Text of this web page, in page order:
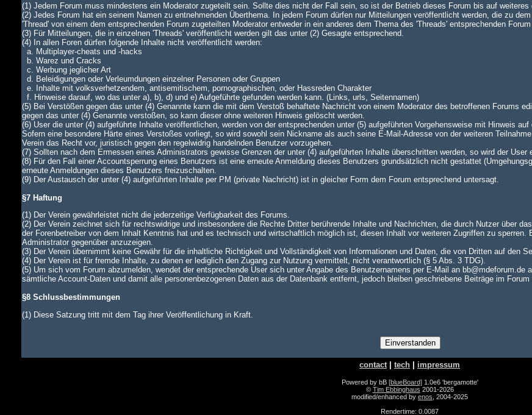
(1) Jedem Forum muss mindestens ein Moderator zugeteilt sein. Sollte dies nicht der Fall sein, so ist der Betrieb dieses Forum bis auf weiteres
(2) Jedes Forum hat ein seinem Namen zu entnehmenden Überthema. In jedem Forum dürfen nur Mitteilungen veröffentlicht werden, die zu
'Thread' von einem dem entsprechenden Forum zugeteilten Moderator entweder in ein anderes dem Thema des 'Threads' entsprechenden
(3) Für Mitteilungen, die in einzelnen 'Threads' veröffentlicht werden gilt das unter (2) Gesagte entsprechend.
(4) In allen Foren dürfen folgende Inhalte nicht veröffentlicht werden:
a. Multiplayer-cheats und -hacks
b. Warez und Cracks
c. Werbung jeglicher Art
d. Beleidigungen oder Verleumdungen einzelner Personen oder Gruppen
e. Inhalte mit volksverhetzendem, antisemitischem, pornographischen, oder Hassreden Charakter
f. Hinweise darauf, wo das unter a), b), d) und e) Aufgeführte gefunden werden kann. (Links, urls, Seitennamen)
(5) Bei Verstößen gegen das unter (4) Genannte kann die mit dem Verstoß behaftete Nachricht von einem Moderator des betroffenen Forums
gegen das unter (4) Genannte verstoßen, so kann dieser ohne weiteren Hinweis gelöscht werden.
(6) User die unter (4) aufgeführte Inhalte veröffentlichen, werden von der entsprechenden unter (5) aufgeführten Vorgehensweise mit Hinweis
Sofern eine besondere Härte eines Verstoßes vorliegt, so wird sowohl sein Nickname als auch seine E-Mail-Adresse von der weiteren
Verein das Recht vor, juristisch gegen den regelwidrig handelnden Benutzer vorzugehen.
(7) Sollten nach dem Ermessen eines Administrators gewisse Grenzen der unter (4) aufgeführten Inhalte überschritten werden, so wird der User
(8) Für den Fall einer Accountsperrung eines Benutzers ist eine erneute Anmeldung dieses Benutzers grundsätzlich nicht gestattet
erneute Anmeldungen dieses Benutzers freizuschalten.
(9) Der Austausch der unter (4) aufgeführten Inhalte per PM (private Nachricht) ist in gleicher Form dem Forum entsprechend untersagt.
§7 Haftung
(1) Der Verein gewährleistet nicht die jederzeitige Verfügbarkeit des Forums.
(2) Der Verein zeichnet sich für rechtswidrige und insbesondere die Rechte Dritter berührende Inhalte und Nachrichten, die durch Nutzer über
der Forenbetreiber von dem Inhalt Kenntnis hat und es technisch und wirtschaftlich möglich ist, diesen Inhalt vor weiteren Zugriffen zu
Administrator gegenüber anzuzeigen.
(3) Der Verein übernimmt keine Gewähr für die inhaltliche Richtigkeit und Vollständigkeit von Informationen und Daten, die von Dritten auf den
(4) Der Verein ist für fremde Inhalte, zu denen er lediglich den Zugang zur Nutzung vermittelt, nicht verantwortlich (§ 5 Abs. 3 TDG).
(5) Um sich vom Forum abzumelden, wendet der entsprechende User sich unter Angabe des Benutzernamens per E-Mail an
sämtliche Account-Daten und damit alle personenbezogenen Daten aus der Datenbank entfernt, jedoch bleiben geschriebene Beiträge im
§8 Schlussbestimmungen
(1) Diese Satzung tritt mit dem Tag ihrer Veröffentlichung in Kraft.
contact| tech impressum
Powered by bB [blueBoard] 1.0e6 'bergamotte'
© Tim Ebbinghaus 2001-2026
modified/enhanced by enos , 2004-2025
Rendertime: 0.0087